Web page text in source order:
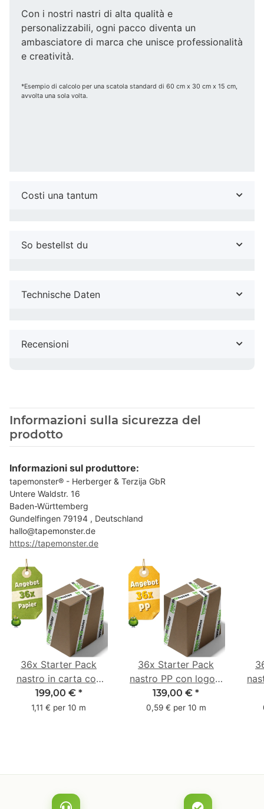
Con i nostri nastri di alta qualità e
personalizzabili, ogni pacco diventa un
ambasciatore di marca che unisce professionalità
e creatività.
*Esempio di calcolo per una scatola standard di 60 cm x 30 cm x 15 cm,
avvolta una sola volta.
Costi una tantum
So bestellst du
Technische Daten
Recensioni
Informazioni sulla sicurezza del
prodotto
Informazioni sul produttore:
tapemonster® - Herberger & Terzija GbR
Untere Waldstr. 16
Baden-Württemberg
Gundelfingen 79194 , Deutschland
hallo@tapemonster.de
https://tapemonster.de
36x Starter Pack
nastro in carta con
logo - 1 colore - 50
mm x 50 m - caucciù
199,00 € *
1,11 € per 10 m
36x Starter Pack
nastro PP con logo -
1 colore - 48 mm x
66 m
139,00 € *
0,59 € per 10 m